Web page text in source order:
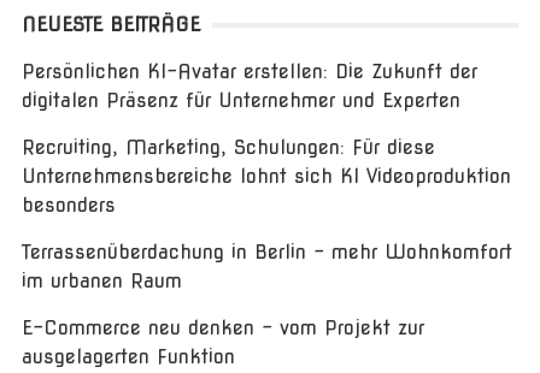
NEUESTE BEITRÄGE
Persönlichen KI-Avatar erstellen: Die Zukunft der
digitalen Präsenz für Unternehmer und Experten
Recruiting, Marketing, Schulungen: Für diese
Unternehmensbereiche lohnt sich KI Videoproduktion
besonders
Terrassenüberdachung in Berlin – mehr Wohnkomfort
im urbanen Raum
E-Commerce neu denken – vom Projekt zur
ausgelagerten Funktion